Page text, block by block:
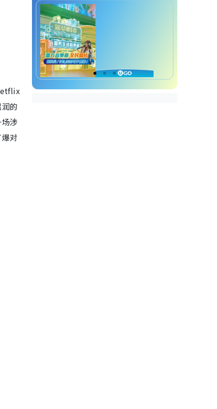
的
涉
对
《金特工：本色回归》线上看｜
演员角色介绍
苏志燮饰演：金部长
崔代勋饰演：成汉满
尹敬浩饰演：朴镇哲
朱相昱饰演：朱强灿
孙娜恩饰演：郑尚雅